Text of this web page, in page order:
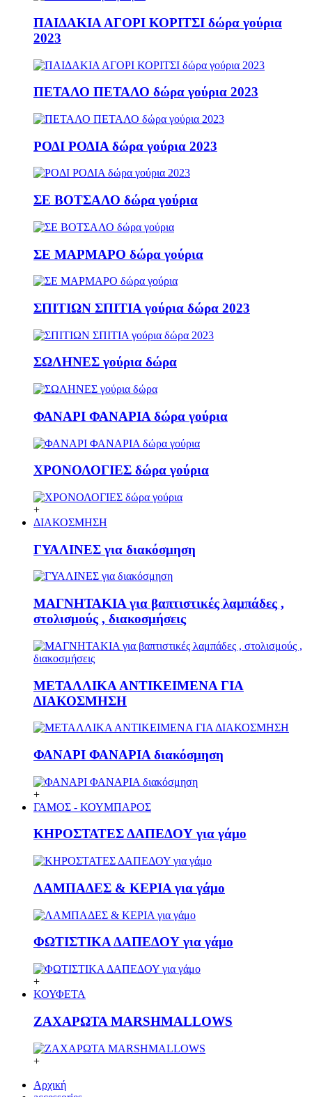
ΠΑΙΔΑΚΙΑ ΑΓΟΡΙ ΚΟΡΙΤΣΙ δώρα γούρια
2023
ΠΕΤΑΛΟ ΠΕΤΑΛΟ δώρα γούρια 2023
ΡΟΔΙ ΡΟΔΙΑ δώρα γούρια 2023
ΣΕ ΒΟΤΣΑΛΟ δώρα γούρια
ΣΕ ΜΑΡΜΑΡΟ δώρα γούρια
ΣΠΙΤΙΩΝ ΣΠΙΤΙΑ γούρια δώρα 2023
ΣΩΛΗΝΕΣ γούρια δώρα
ΦΑΝΑΡΙ ΦΑΝΑΡΙΑ δώρα γούρια
ΧΡΟΝΟΛΟΓΙΕΣ δώρα γούρια
+
ΔΙΑΚΟΣΜΗΣΗ
ΓΥΑΛΙΝΕΣ για διακόσμηση
ΜΑΓΝΗΤΑΚΙΑ για βαπτιστικές λαμπάδες ,
στολισμούς , διακοσμήσεις
ΜΕΤΑΛΛΙΚΑ ΑΝΤΙΚΕΙΜΕΝΑ ΓΙΑ
ΔΙΑΚΟΣΜΗΣΗ
ΦΑΝΑΡΙ ΦΑΝΑΡΙΑ διακόσμηση
+
ΓΑΜΟΣ - ΚΟΥΜΠΑΡΟΣ
ΚΗΡΟΣΤΑΤΕΣ ΔΑΠΕΔΟΥ για γάμο
ΛΑΜΠΑΔΕΣ & ΚΕΡΙΑ για γάμο
ΦΩΤΙΣΤΙΚΑ ΔΑΠΕΔΟΥ για γάμο
+
ΚΟΥΦΕΤΑ
ΖΑΧΑΡΩΤΑ MARSHMALLOWS
+
Αρχική